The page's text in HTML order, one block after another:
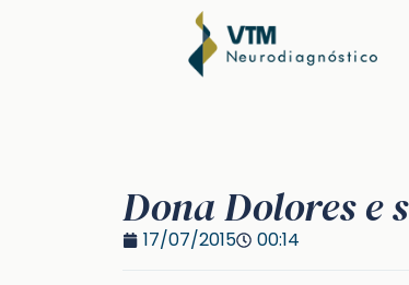
Dona Dolores e
17/07/2015 00:14